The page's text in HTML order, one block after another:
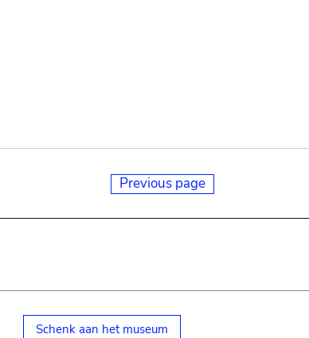
Previous page
Schenk aan het museum